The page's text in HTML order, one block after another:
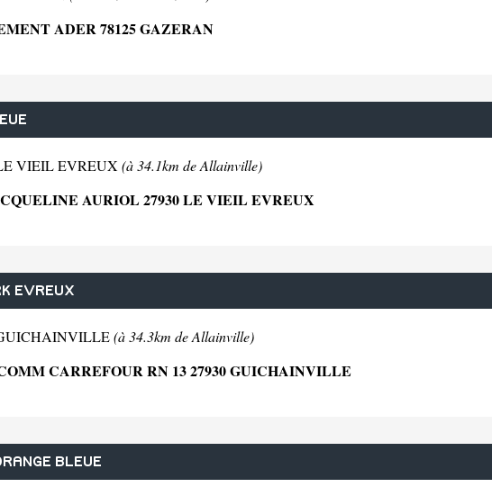
ADER 78125 GAZERAN
VIEIL EVREUX (à 34.1km de Allainville)
AURIOL 27930 LE VIEIL EVREUX
EVREUX
(à 34.3km de Allainville)
CARREFOUR RN 13 27930 GUICHAINVILLE
BLEUE